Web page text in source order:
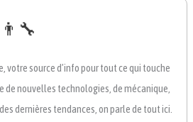
👨‍🔧
votre source d’info pour tout ce qui touche
de nouvelles technologies, de mécanique,
dernières tendances, on parle de tout ici.